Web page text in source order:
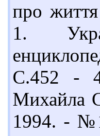
про
1.
С.452 -
Михайла
1994. -